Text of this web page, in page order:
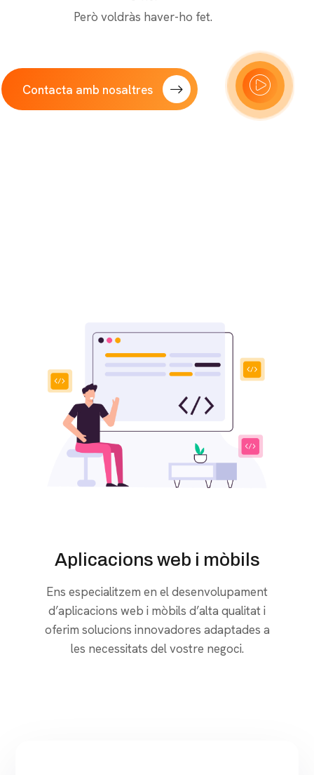
Però voldràs haver-ho fet.
Contacta amb nosaltres
Aplicacions web i mòbils
Ens especialitzem en el desenvolupament
d’aplicacions web i mòbils d’alta qualitat i
oferim solucions innovadores adaptades a
les necessitats del vostre negoci.